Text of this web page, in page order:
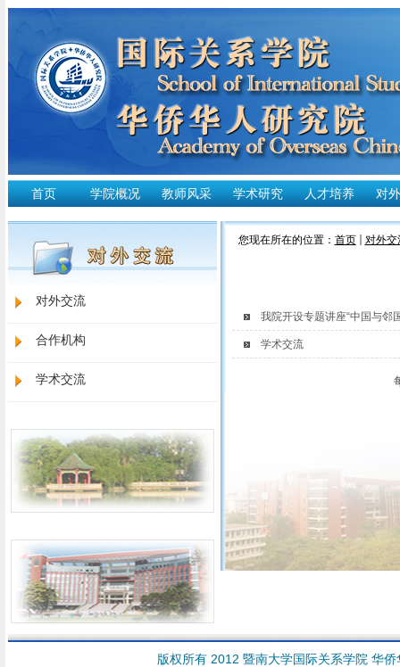
首页 学院概况 教师风采 学术研究 人才培养 对
对外交流
合作机构
学术交流
您现在所在的位置： 首页 对外交
我院开设专题讲座“中国与邻
学术交流
版权所有 2012 暨南大学国际关系学院 华